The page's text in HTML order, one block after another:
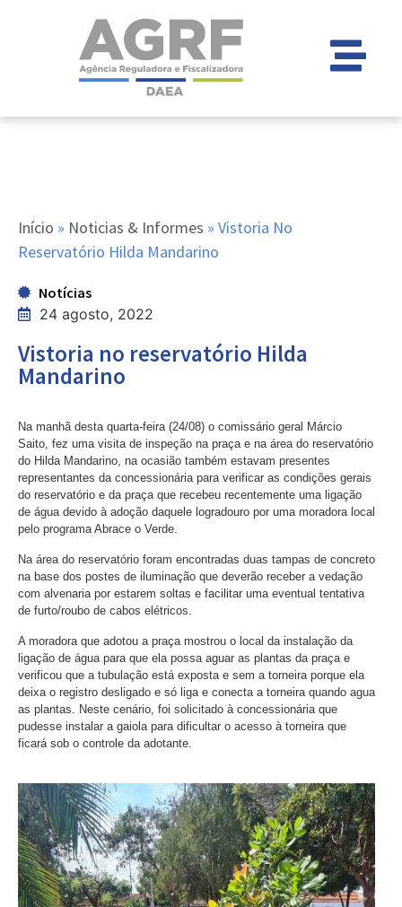
Início » Noticias & Informes » Vistoria No
Reservatório Hilda Mandarino
Notícias
24 agosto, 2022
Vistoria no reservatório Hilda
Mandarino
Na manhã desta quarta-feira (24/08) o comissário geral Márcio
Saito, fez uma visita de inspeção na praça e na área do reservatório
do Hilda Mandarino, na ocasião também estavam presentes
representantes da concessionária para verificar as condições gerais
do reservatório e da praça que recebeu recentemente uma ligação
de água devido à adoção daquele logradouro por uma moradora local
pelo programa Abrace o Verde.
Na área do reservatório foram encontradas duas tampas de concreto
na base dos postes de iluminação que deverão receber a vedação
com alvenaria por estarem soltas e facilitar uma eventual tentativa
de furto/roubo de cabos elétricos.
A moradora que adotou a praça mostrou o local da instalação da
ligação de água para que ela possa aguar as plantas da praça e
verificou que a tubulação está exposta e sem a torneira porque ela
deixa o registro desligado e só liga e conecta a torneira quando agua
as plantas. Neste cenário, foi solicitado à concessionária que
pudesse instalar a gaiola para dificultar o acesso à torneira que
ficará sob o controle da adotante.